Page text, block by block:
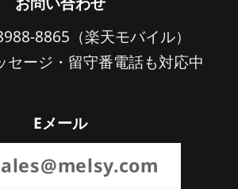
8865（楽天モバイル）
セージ・留守番電話も対応中
Eメール